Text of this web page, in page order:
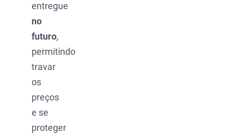
entregue
no
futuro,
permitindo
travar
os
preços
e se
proteger